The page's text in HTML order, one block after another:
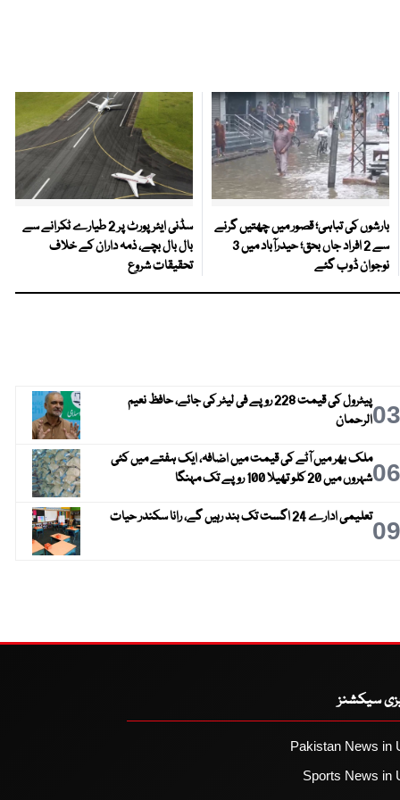
بارشوں کی تباہی؛ قصور میں چھتیں گرنے
سے 2 افراد جاں بحق؛ حیدرآباد میں 3
نوجوان ڈوب گئے
سڈنی ایئرپورٹ پر 2 طیارے ٹکرانے سے
بال بال بچے، ذمہ داران کے خلاف
تحقیقات شروع
03
پیٹرول کی قیمت 228 روپے فی لیٹر کی جائے، حافظ نعیم
الرحمان
06ملک بھر میں آٹے کی قیمت میں اضافہ، ایک ہفتے میں کئی
شہروں میں 20 کلو تھیلا 100 روپے تک مہنگا
09تعلیمی ادارے 24 اگست تک بند رہیں گے، رانا سکندر حیات
سیکشنز
Pakistan News in
Sports News in